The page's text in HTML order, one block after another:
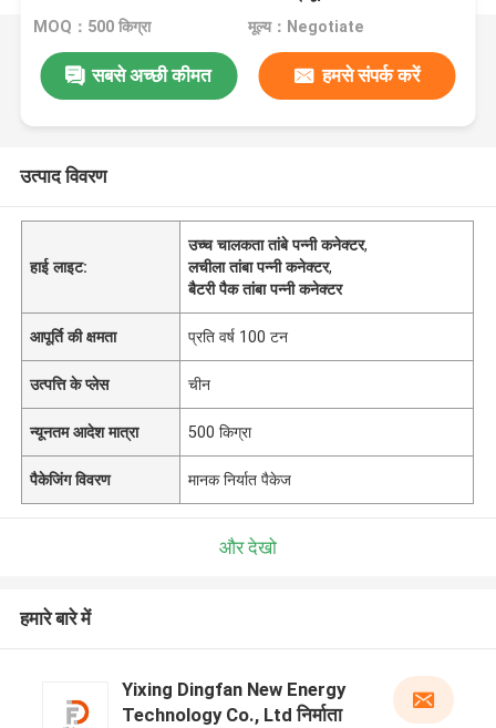
MOQ：500 किग्रा मूल्य：Negotiate
सबसे अच्छी कीमत हमसे संपर्क करें
उत्पाद विवरण
हाई लाइट:
उच्च चालकता तांबे पन्नी कनेक्टर,
लचीला तांबा पन्नी कनेक्टर,
बैटरी पैक तांबा पन्नी कनेक्टर
आपूर्ति की क्षमता प्रति वर्ष 100 टन
उत्पत्ति के प्लेस चीन
न्यूनतम आदेश मात्रा 500 किग्रा
पैकेजिंग विवरण मानक निर्यात पैकेज
और देखो
हमारे बारे में
Yixing Dingfan New Energy
Technology Co., Ltd निर्माता